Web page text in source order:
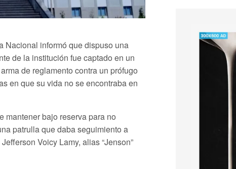
Nacional informó que dispuso una
de la institución fue captado en un
de reglamento contra un prófugo
en que su vida no se encontraba en
mantener bajo reserva para no
patrulla que daba seguimiento a
Voicy Lamy, alias “Jenson”